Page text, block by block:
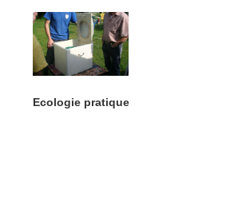
Ecologie pratique